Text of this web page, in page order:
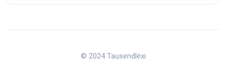
© 2024 Tausendléxi